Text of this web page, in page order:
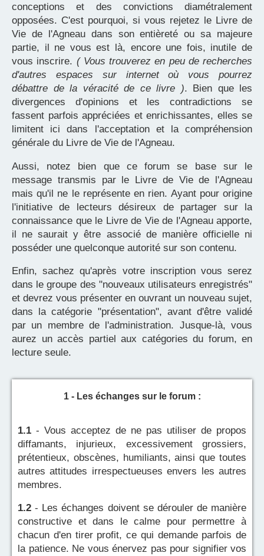
conceptions et des convictions diamétralement
opposées. C'est pourquoi, si vous rejetez le Livre de
Vie de l'Agneau dans son entièreté ou sa majeure
partie, il ne vous est là, encore une fois, inutile de
vous inscrire. ( Vous trouverez en peu de recherches
d'autres espaces sur internet où vous pourrez
débattre de la véracité de ce livre ). Bien que les
divergences d'opinions et les contradictions se
fassent parfois appréciées et enrichissantes, elles se
limitent ici dans l'acceptation et la compréhension
générale du Livre de Vie de l'Agneau.
Aussi, notez bien que ce forum se base sur le
message transmis par le Livre de Vie de l'Agneau
mais qu'il ne le représente en rien. Ayant pour origine
l'initiative de lecteurs désireux de partager sur la
connaissance que le Livre de Vie de l'Agneau apporte,
il ne saurait y être associé de manière officielle ni
posséder une quelconque autorité sur son contenu.
Enfin, sachez qu'après votre inscription vous serez
dans le groupe des "nouveaux utilisateurs enregistrés"
et devrez vous présenter en ouvrant un nouveau sujet,
dans la catégorie "présentation", avant d'être validé
par un membre de l'administration. Jusque-là, vous
aurez un accès partiel aux catégories du forum, en
lecture seule.
1 - Les échanges sur le forum :
1.1 - Vous acceptez de ne pas utiliser de propos
diffamants, injurieux, excessivement grossiers,
prétentieux, obscènes, humiliants, ainsi que toutes
autres attitudes irrespectueuses envers les autres
membres.
1.2 - Les échanges doivent se dérouler de manière
constructive et dans le calme pour permettre à
chacun d'en tirer profit, ce qui demande parfois de
la patience. Ne vous énervez pas pour signifier vos